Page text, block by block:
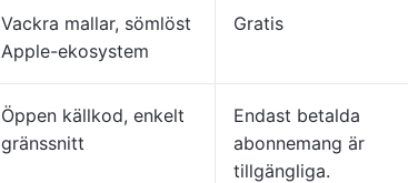
Vackra mallar, sömlöst
Apple-ekosystem
Gratis
Öppen källkod, enkelt
gränssnitt
Endast betalda
abonnemang är
tillgängliga.